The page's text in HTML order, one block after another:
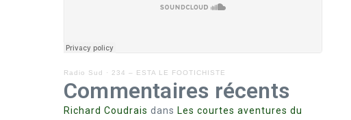
Radio Sud · 234 – ESTA LE FOOTICHISTE
Commentaires récents
Richard Coudrais dans Les courtes aventures du